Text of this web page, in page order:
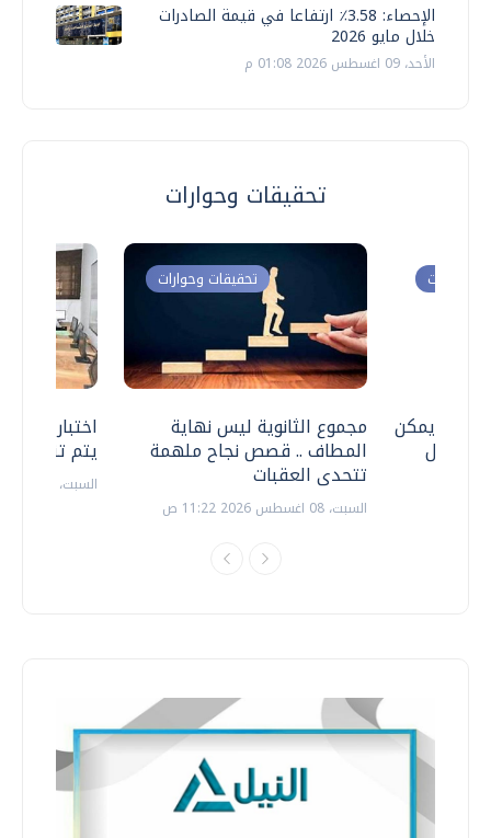
الإحصاء: 3.58٪ ارتفاعا في قيمة الصادرات
خلال مايو 2026
الأحد، 09 اغسطس 2026 01:08 م
تحقيقات وحوارات
اختبارات
يتم
السبت، 18 يوليو 2026 09:22 ص
تحقيقات وحوارات
مجموع الثانوية ليس نهاية
المطاف .. قصص نجاح ملهمة
تتحدى العقبات
السبت، 08 اغسطس 2026 11:22 ص
وحوارات
.. هل يمكن
نتعامل